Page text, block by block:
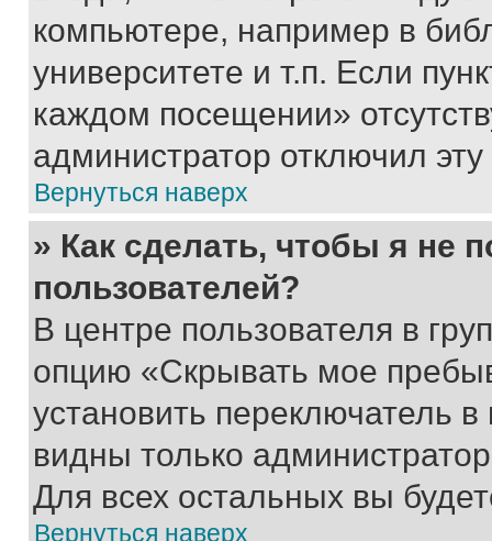
компьютере, например в
университете и т.п. Если
каждом посещении»
администратор отключил
Вернуться наверх
» Как сделать, чтобы я не
пользователей?
В центре пользователя в
опцию «Скрывать мое
установить переключатель
видны только
Для всех остальных вы
Вернуться наверх